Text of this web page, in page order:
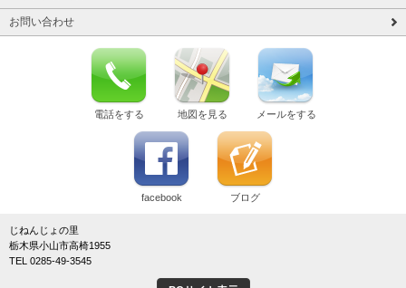
お問い合わせ
電話をする 地図を見る メールをする
facebook ブログ
じねんじょの里
栃木県小山市高椅1955
TEL 0285-49-3545